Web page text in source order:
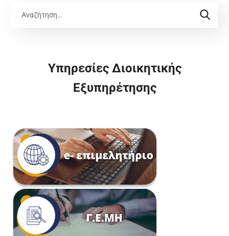
Υπηρεσίες Διοικητικής
Εξυπηρέτησης